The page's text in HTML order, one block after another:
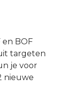
BOF
targeten
je voor
nieuwe